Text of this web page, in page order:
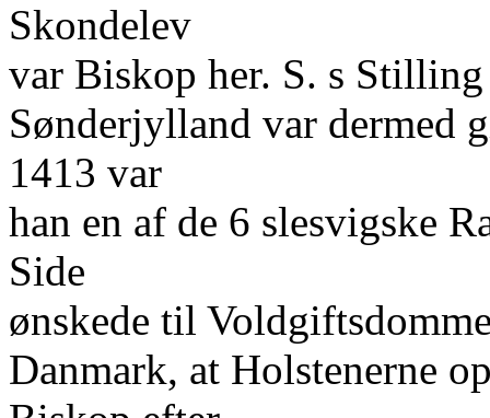
Skondelev
var Biskop her. S. s
Sønderjylland var dermed
1413 var
han en af de 6 slesvigske
Side
ønskede til
Danmark, at Holstenerne